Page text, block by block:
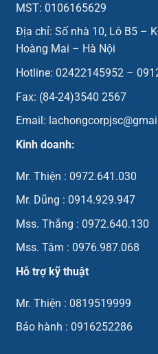
MST: 0106165629
Địa chỉ: Số nhà 10, Lô B5 –
Hoàng Mai – Hà Nội
Hotline: 02422145952 –
Fax: (84-24)3540 2567
Email:
Kinh doanh:
Mr. Thiện : 0972.641.030
Mr. Dũng : 0914.929.947
Mss. Thắng : 0972.640.130
Mss. Tâm : 0976.987.068
Hỗ trợ kỹ thuật
Mr. Thiện : 0819519999
Bảo hành : 0916252286